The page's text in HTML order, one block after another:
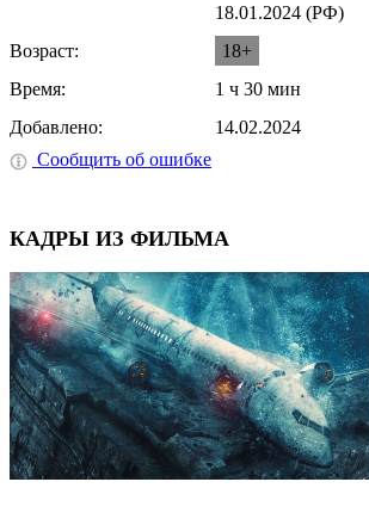
18.01.2024 (РФ)
Возраст:
18+
Время:
1 ч 30 мин
Добавлено:
14.02.2024
Сообщить об ошибке
КАДРЫ ИЗ ФИЛЬМА